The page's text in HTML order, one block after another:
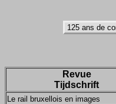
Revue
Tijdschrift
Le rail bruxellois en images